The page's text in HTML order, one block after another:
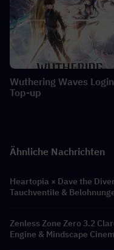
Wuthering Waves Login
Top-up
Ähnliche Nachrichten
Heartopia × Dave the
Tauchventile &
Zenless Zone Zero 3.2
Engine & Mindscape